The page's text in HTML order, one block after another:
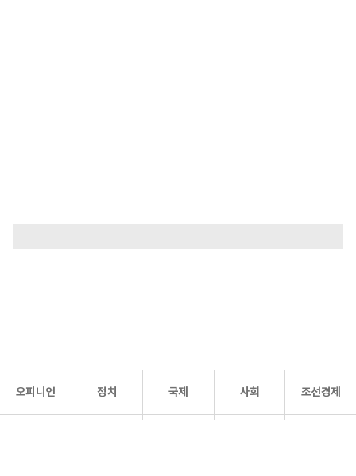
오피니언 정치 국제 사회 조선경제